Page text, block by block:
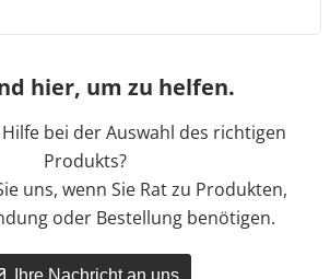
hier, um zu helfen.
bei der Auswahl des richtigen
Produkts?
uns, wenn Sie Rat zu Produkten,
oder Bestellung benötigen.
Ihre Nachricht an uns